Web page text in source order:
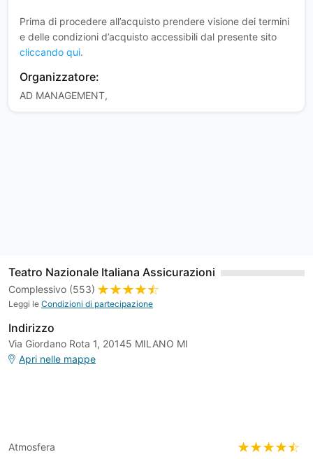
Prima di procedere all’acquisto prendere visione dei termini
e delle condizioni d’acquisto accessibili dal presente sito
cliccando qui.
Organizzatore:
AD MANAGEMENT,
Teatro Nazionale Italiana Assicurazioni
Complessivo (553)
Leggi le Condizioni di partecipazione
Indirizzo
Via Giordano Rota 1, 20145 MILANO MI
Apri nelle mappe
Atmosfera